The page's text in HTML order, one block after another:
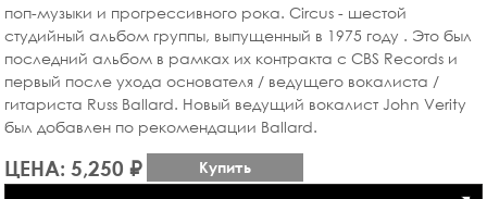
поп-музыки и прогрессивного рока. Circus - шестой
студийный альбом группы, выпущенный в 1975 году . Это был
последний альбом в рамках их контракта с CBS Records и
первый после ухода основателя / ведущего вокалиста /
гитариста Russ Ballard. Новый ведущий вокалист John Verity
был добавлен по рекомендации Ballard.
ЦЕНА: 5,250 ₽ Купить